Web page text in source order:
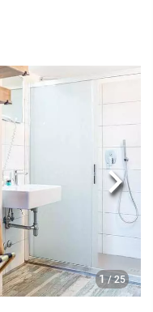
1 / 25